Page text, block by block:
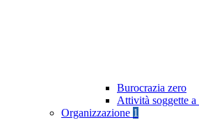
Burocrazia zero
Attività soggette
Organizzazione 1